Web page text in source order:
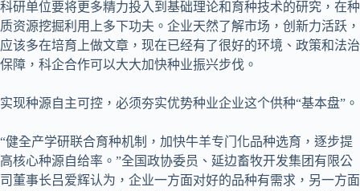
科研单位要将更多精力投入到基础理论和育种技术的研究，在种
质资源挖掘利用上多下功夫。企业天然了解市场，创新力活跃，
应该多在培育上做文章，现在已经有了很好的环境、政策和法治
保障，科企合作可以大大加快种业振兴步伐。
实现种源自主可控，必须夯实优势种业企业这个供种“基本盘”。
“健全产学研联合育种机制，加快牛羊专门化品种选育，逐步提
高核心种源自给率。”全国政协委员、延边畜牧开发集团有限公
司董事长吕爱辉认为，企业一方面对好的品种有需求，另一方面